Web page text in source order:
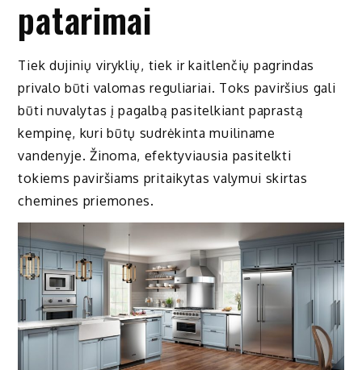
patarimai
Tiek dujinių viryklių, tiek ir kaitlenčių pagrindas
privalo būti valomas reguliariai. Toks paviršius gali
būti nuvalytas į pagalbą pasitelkiant paprastą
kempinę, kuri būtų sudrėkinta muiliname
vandenyje. Žinoma, efektyviausia pasitelkti
tokiems paviršiams pritaikytas valymui skirtas
chemines priemones.